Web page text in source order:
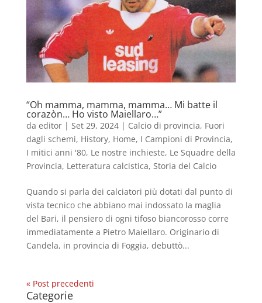
“Oh mamma, mamma, mamma… Mi batte il
corazòn… Ho visto Maiellaro…”
da editor| Set 29, 2024| Calcio di provincia, Fuori
dagli schemi, History, Home, I Campioni di Provincia,
I mitici anni '80, Le nostre inchieste, Le Squadre della
Provincia, Letteratura calcistica, Storia del Calcio
Quando si parla dei calciatori più dotati dal punto di
vista tecnico che abbiano mai indossato la maglia
del Bari, il pensiero di ogni tifoso biancorosso corre
immediatamente a Pietro Maiellaro. Originario di
Candela, in provincia di Foggia, debuttò...
« Post precedenti
Categorie